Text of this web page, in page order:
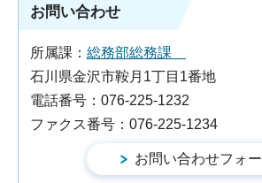
お問い合わせ
所属課： 総務部総務課
石川県金沢市鞍月1丁目1番地
電話番号：076-225-1232
ファクス番号：076-225-1234